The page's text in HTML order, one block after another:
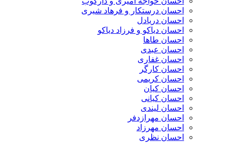
احسان درستكار و فرهاد شيرى
احسان دریادل
احسان دیاکو و فرزاد دیاکو
احسان طاها
احسان عبدی
احسان غفاری
احسان کارگر
احسان کریمی
احسان کیان
احسان کیانی
احسان لیندی
احسان مهرازدفر
احسان مهرزاد
احسان نظری